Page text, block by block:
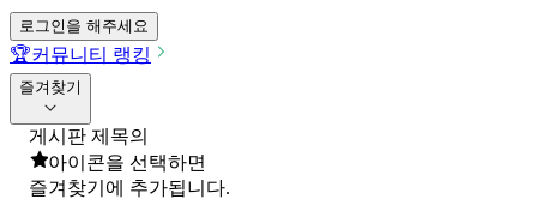
로그인을 해주세요
🏆커뮤니티 랭킹
즐겨찾기
게시판 제목의
아이콘을 선택하면
즐겨찾기에 추가됩니다.